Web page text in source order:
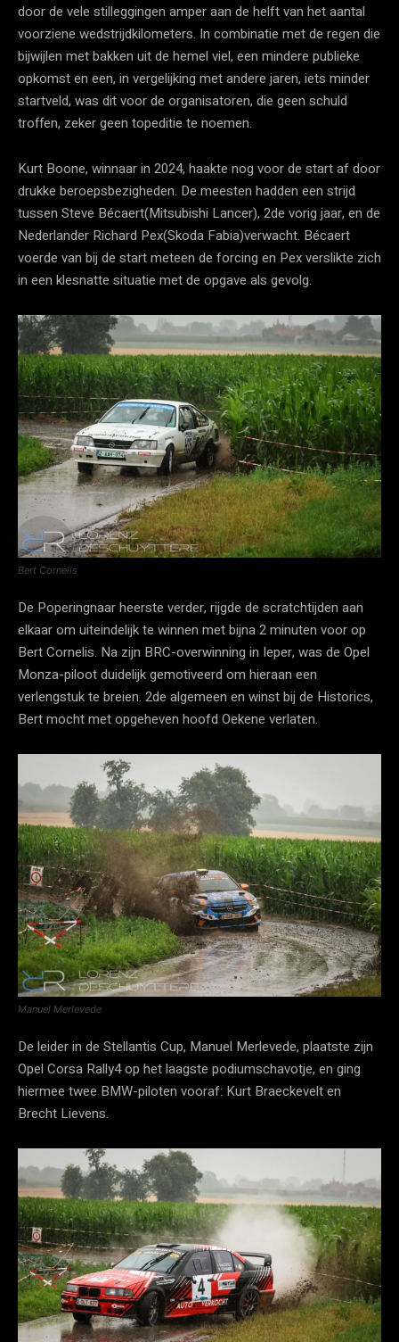
door de vele stilleggingen amper aan de helft van het aantal
voorziene wedstrijdkilometers. In combinatie met de regen die
bijwijlen met bakken uit de hemel viel, een mindere publieke
opkomst en een, in vergelijking met andere jaren, iets minder
startveld, was dit voor de organisatoren, die geen schuld
troffen, zeker geen topeditie te noemen.
Kurt Boone, winnaar in 2024, haakte nog voor de start af door
drukke beroepsbezigheden. De meesten hadden een strijd
tussen Steve Bécaert(Mitsubishi Lancer), 2de vorig jaar, en de
Nederlander Richard Pex(Skoda Fabia)verwacht. Bécaert
voerde van bij de start meteen de forcing en Pex verslikte zich
in een klesnatte situatie met de opgave als gevolg.
Bert Cornelis
De Poperingnaar heerste verder, rijgde de scratchtijden aan
elkaar om uiteindelijk te winnen met bijna 2 minuten voor op
Bert Cornelis. Na zijn BRC-overwinning in Ieper, was de Opel
Monza-piloot duidelijk gemotiveerd om hieraan een
verlengstuk te breien. 2de algemeen en winst bij de Historics,
Bert mocht met opgeheven hoofd Oekene verlaten.
Manuel Merlevede
De leider in de Stellantis Cup, Manuel Merlevede, plaatste zijn
Opel Corsa Rally4 op het laagste podiumschavotje, en ging
hiermee twee BMW-piloten vooraf: Kurt Braeckevelt en
Brecht Lievens.